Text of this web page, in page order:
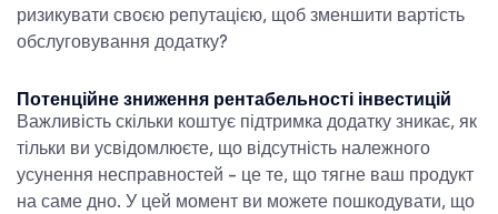
ризикувати своєю репутацією, щоб зменшити вартість
обслуговування додатку?
Потенційне зниження рентабельності інвестицій
Важливість скільки коштує підтримка додатку зникає, як
тільки ви усвідомлюєте, що відсутність належного
усунення несправностей - це те, що тягне ваш продукт
на саме дно. У цей момент ви можете пошкодувати, що